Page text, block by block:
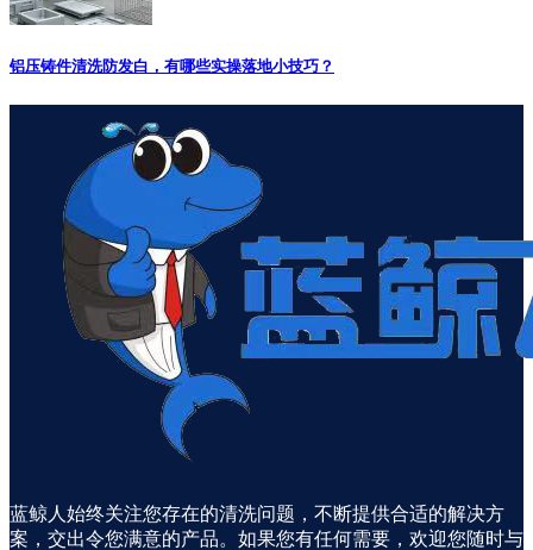
铝压铸件清洗防发白，有哪些实操落地小技巧？
蓝鲸人始终关注您存在的清洗问题，不断提供合适的解决方
案，交出令您满意的产品。如果您有任何需要，欢迎您随时与